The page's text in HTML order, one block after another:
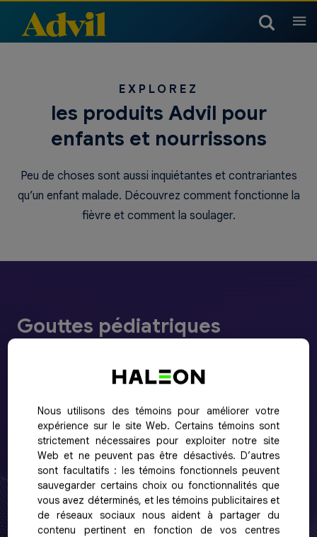
Rhume, sinus et grippe
les articulations et le corps
nourrissons
tête et migraines
Produits pour la nuit
Enfants et nourrissons
Tableau des températures
des enfants
Doses pour enfants et
nourrissons
Produits pour enfants et
EXPLOREZ
les produits Advil pour
enfants et nourrissons
Peu de choses sont aussi inquiétantes et contrariantes
qu’un enfant malade. Découvrez comment fonctionne la
fièvre et comment la soulager.
Gouttes pédiatriques
Les gouttes pédiatriques Advil abaissent la fièvre
reposer en toute quiétude. Chaque emballage contient
une seringue pour administration orale DOSE
SÛREMCpour une mesure simple et précise.
Utilité :analgésique / antipyrétique
Format offert :24 mL
Saveurs :
Nous utilisons des témoins pour améliorer votre
expérience sur le site Web. Certains témoins sont
strictement nécessaires pour exploiter notre site
Web et ne peuvent pas être désactivés. D’autres
sont facultatifs : les témoins fonctionnels peuvent
sauvegarder certains choix ou fonctionnalités que
vous avez déterminés, et les témoins publicitaires et
de réseaux sociaux nous aident à partager du
contenu pertinent en fonction de vos centres